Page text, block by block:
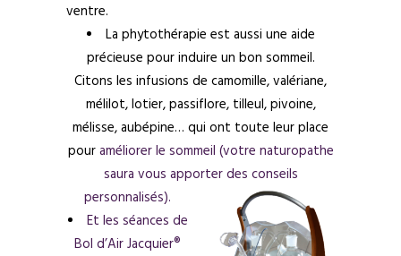
ventre.
La phytothérapie est aussi une aide
précieuse pour induire un bon sommeil.
Citons les infusions de camomille, valériane,
mélilot, lotier, passiflore, tilleul, pivoine,
mélisse, aubépine… qui ont toute leur place
pouraméliorer le sommeil (votre naturopathe
saura vous apporter des conseils
personnalisés).
Et les séances de
Bol d’Air Jacquier®